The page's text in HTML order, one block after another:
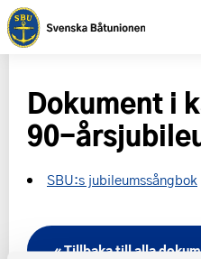
Dokument i
90-
SBU:s jubileumssångbok
« Tillbaka till alla